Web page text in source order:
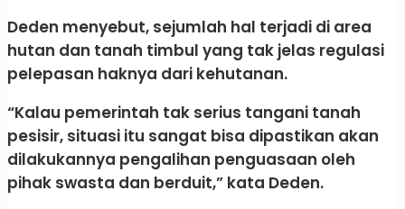
Deden menyebut, sejumlah hal terjadi di area
hutan dan tanah timbul yang tak jelas regulasi
pelepasan haknya dari kehutanan.
“Kalau pemerintah tak serius tangani tanah
pesisir, situasi itu sangat bisa dipastikan akan
dilakukannya pengalihan penguasaan oleh
pihak swasta dan berduit,” kata Deden.